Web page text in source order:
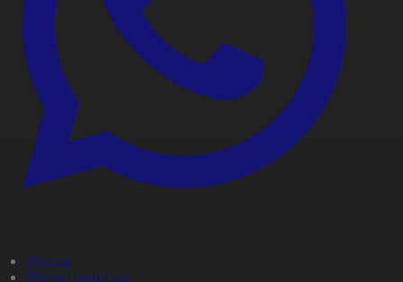
#Қоғам
#Ресми оқиғалар